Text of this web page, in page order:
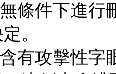
條件下進行
。
有攻擊性字